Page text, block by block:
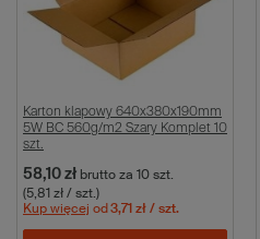
Karton klapowy 640x380x190mm
5W BC 560g/m2 Szary Komplet 10
szt.
58,10 zł brutto za 10 szt.
(5,81 zł / szt.)
Kup więcej od 3,71 zł / szt.